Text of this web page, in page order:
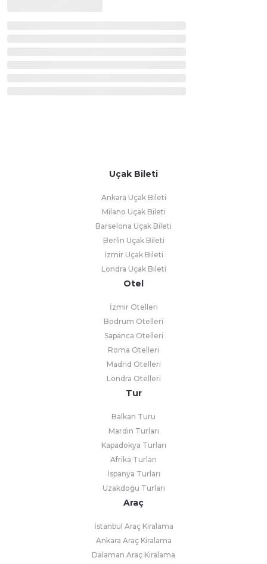
Uçak Bileti
Ankara Uçak Bileti
Milano Uçak Bileti
Barselona Uçak Bileti
Berlin Uçak Bileti
İzmir Uçak Bileti
Londra Uçak Bileti
Otel
İzmir Otelleri
Bodrum Otelleri
Sapanca Otelleri
Roma Otelleri
Madrid Otelleri
Londra Otelleri
Tur
Balkan Turu
Mardin Turları
Kapadokya Turları
Afrika Turları
İspanya Turları
Uzakdoğu Turları
Araç
İstanbul Araç Kiralama
Ankara Araç Kiralama
Dalaman Araç Kiralama